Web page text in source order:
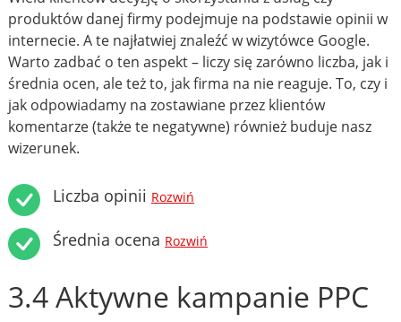
produktów danej firmy podejmuje na podstawie opinii w
internecie. A te najłatwiej znaleźć w wizytówce Google.
Warto zadbać o ten aspekt – liczy się zarówno liczba, jak i
średnia ocen, ale też to, jak firma na nie reaguje. To, czy i
jak odpowiadamy na zostawiane przez klientów
komentarze (także te negatywne) również buduje nasz
wizerunek.
Liczba opinii Rozwiń
Średnia ocena Rozwiń
3.4 Aktywne kampanie PPC